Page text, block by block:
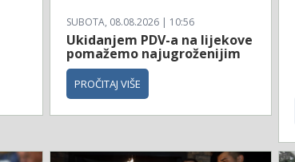
SUBOTA, 08.08.2026 | 10:56
Ukidanjem PDV-a na lijekove
pomažemo najugroženijim
PROČITAJ VIŠE